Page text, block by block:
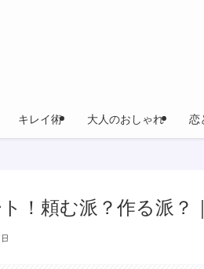
キレイ術 大人のおしゃれ 恋
！頼む派？作る派？